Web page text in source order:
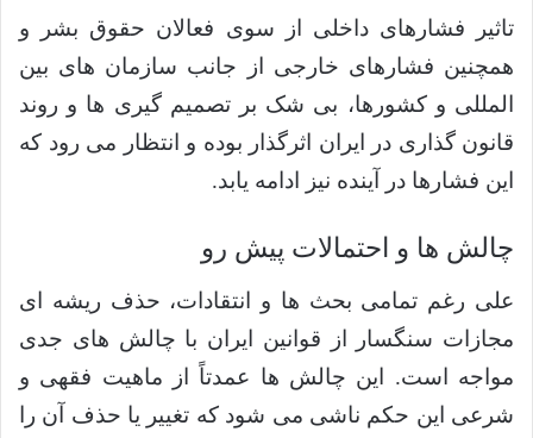
تاثیر فشارهای داخلی از سوی فعالان حقوق بشر و
همچنین فشارهای خارجی از جانب سازمان های بین
المللی و کشورها، بی شک بر تصمیم گیری ها و روند
قانون گذاری در ایران اثرگذار بوده و انتظار می رود که
این فشارها در آینده نیز ادامه یابد.
چالش ها و احتمالات پیش رو
علی رغم تمامی بحث ها و انتقادات، حذف ریشه ای
مجازات سنگسار از قوانین ایران با چالش های جدی
مواجه است. این چالش ها عمدتاً از ماهیت فقهی و
شرعی این حکم ناشی می شود که تغییر یا حذف آن را